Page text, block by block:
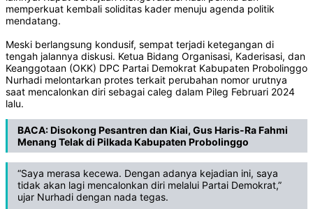
memperkuat kembali soliditas kader menuju agenda politik
mendatang.
Meski berlangsung kondusif, sempat terjadi ketegangan di
tengah jalannya diskusi. Ketua Bidang Organisasi, Kaderisasi, dan
Keanggotaan (OKK) DPC Partai Demokrat Kabupaten Probolinggo
Nurhadi melontarkan protes terkait perubahan nomor urutnya
saat mencalonkan diri sebagai caleg dalam Pileg Februari 2024
lalu.
BACA:Disokong Pesantren dan Kiai, Gus Haris-Ra Fahmi
Menang Telak di Pilkada Kabupaten Probolinggo
“Saya merasa kecewa. Dengan adanya kejadian ini, saya
tidak akan lagi mencalonkan diri melalui Partai Demokrat,”
ujar Nurhadi dengan nada tegas.